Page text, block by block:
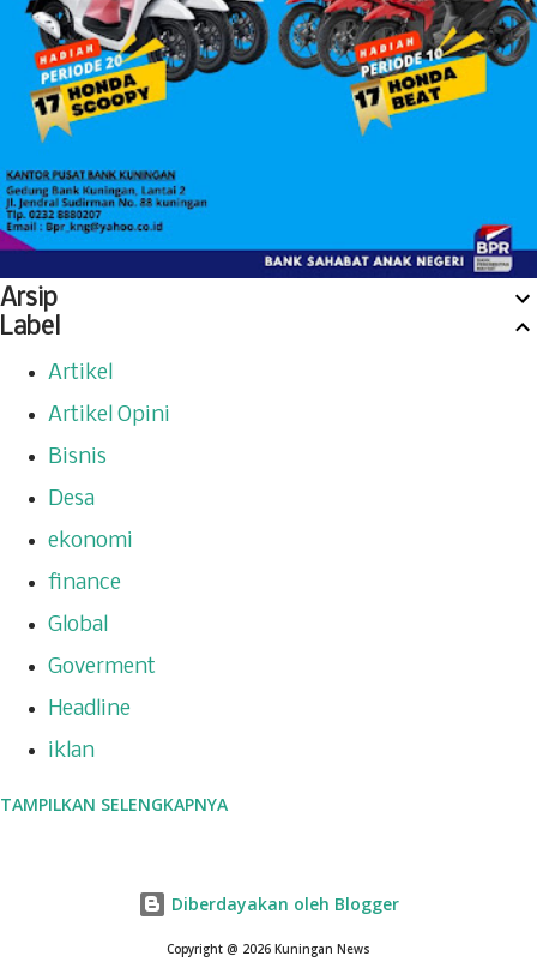
Arsip
Label
Artikel
Artikel Opini
Bisnis
Desa
ekonomi
finance
Global
Goverment
Headline
iklan
insiden
kilas balik
TAMPILKAN SELENGKAPNYA
Diberdayakan oleh Blogger
Copyright @ 2026 Kuningan News